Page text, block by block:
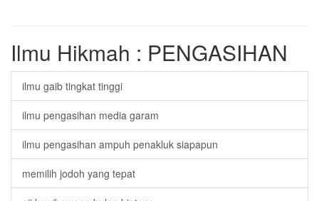
Ilmu Hikmah : PENGASIHAN
ilmu gaib tingkat tinggi
ilmu pengasihan media garam
ilmu pengasihan ampuh penakluk siapapun
memilih jodoh yang tepat